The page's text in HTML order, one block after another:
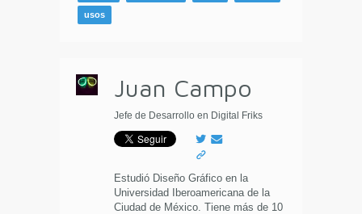
usos
Juan Campo
Jefe de Desarrollo en Digital Friks
Estudió Diseño Gráfico en la
Universidad Iberoamericana de la
Ciudad de México. Tiene más de 10